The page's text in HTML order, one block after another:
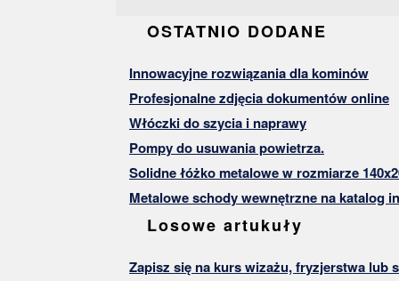
OSTATNIO DODANE
Innowacyjne rozwiązania dla kominów
Profesjonalne zdjęcia dokumentów online
Włóczki do szycia i naprawy
Pompy do usuwania powietrza.
Solidne łóżko metalowe w rozmiarze
Metalowe schody wewnętrzne na katalog
Losowe artukuły
Zapisz się na kurs wizażu, fryzjerstwa lub